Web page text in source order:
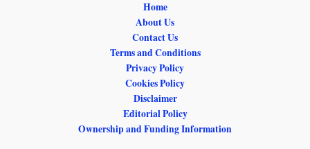
Home
About Us
Contact Us
Terms and Conditions
Privacy Policy
Cookies Policy
Disclaimer
Editorial Policy
Ownership and Funding Information